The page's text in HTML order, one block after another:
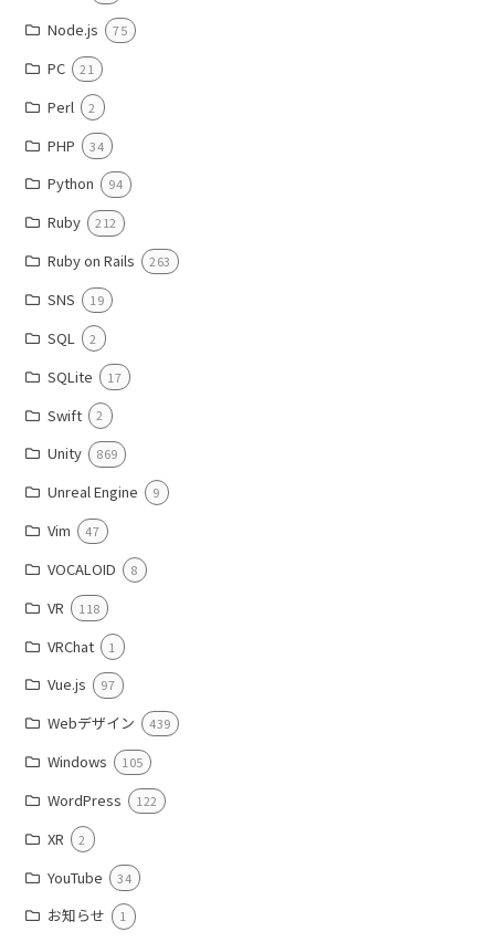
Node.js 75
PC 21
Perl 2
PHP 34
Python 94
Ruby 212
Ruby on Rails 263
SNS 19
SQL 2
SQLite 17
Swift 2
Unity 869
Unreal Engine 9
Vim 47
VOCALOID 8
VR 118
VRChat 1
Vue.js 97
Webデザイン 439
Windows 105
WordPress 122
XR 2
YouTube 34
お知らせ 1